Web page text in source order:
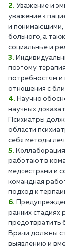
Уважение и
уважение к
и понимающими,
больного, а
социальные и
поэтому
потребностям и
отношения с
Научно
научных
Психиатры
области
себя методы
работают в
медсестрами и
командная
подход к
ранних стадиях
предотвратить
Врачи должны
выявлению и